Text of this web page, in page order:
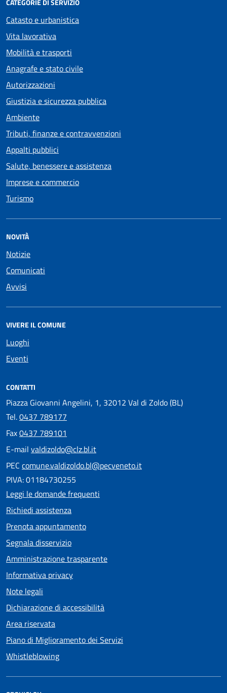
CATEGORIE DI SERVIZIO
Catasto e urbanistica
Vita lavorativa
Mobilità e trasporti
Anagrafe e stato civile
Autorizzazioni
Giustizia e sicurezza pubblica
Ambiente
Tributi, finanze e contravvenzioni
Appalti pubblici
Salute, benessere e assistenza
Imprese e commercio
Turismo
NOVITÀ
Notizie
Comunicati
Avvisi
VIVERE IL COMUNE
Luoghi
Eventi
CONTATTI
Piazza Giovanni Angelini, 1, 32012 Val di Zoldo (BL)
Tel.0437 789177
Fax0437 789101
E-mail valdizoldo@clz.bl.it
PEC comune.valdizoldo.bl@pecveneto.it
PIVA: 01184730255
Leggi le domande frequenti
Richiedi assistenza
Prenota appuntamento
Segnala disservizio
Amministrazione trasparente
Informativa privacy
Note legali
Dichiarazione di accessibilità
Area riservata
Piano di Miglioramento dei Servizi
Whistleblowing